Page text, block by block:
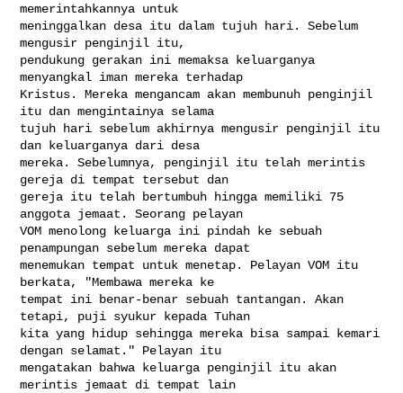
memerintahkannya untuk
meninggalkan desa itu dalam tujuh hari. Sebelum
mengusir penginjil itu,
pendukung gerakan ini memaksa keluarganya
menyangkal iman mereka terhadap
Kristus. Mereka mengancam akan membunuh penginjil
itu dan mengintainya selama
tujuh hari sebelum akhirnya mengusir penginjil itu
dan keluarganya dari desa
mereka. Sebelumnya, penginjil itu telah merintis
gereja di tempat tersebut dan
gereja itu telah bertumbuh hingga memiliki 75
anggota jemaat. Seorang pelayan
VOM menolong keluarga ini pindah ke sebuah
penampungan sebelum mereka dapat
menemukan tempat untuk menetap. Pelayan VOM itu
berkata, "Membawa mereka ke
tempat ini benar-benar sebuah tantangan. Akan
tetapi, puji syukur kepada Tuhan
kita yang hidup sehingga mereka bisa sampai kemari
dengan selamat." Pelayan itu
mengatakan bahwa keluarga penginjil itu akan
merintis jemaat di tempat lain